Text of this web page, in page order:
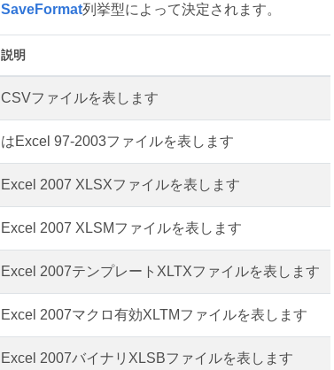
SaveFormat列挙型によって決定されます。
説明
CSVファイルを表します
はExcel 97-2003ファイルを表します
Excel 2007 XLSXファイルを表します
Excel 2007 XLSMファイルを表します
Excel 2007テンプレートXLTXファイルを表します
Excel 2007マクロ有効XLTMファイルを表します
Excel 2007バイナリXLSBファイルを表します